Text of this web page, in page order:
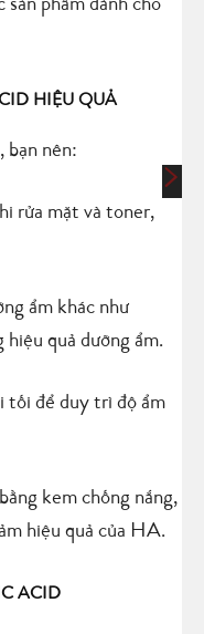
sản phẩm dành cho
HIỆU QUẢ
bạn nên:
rửa mặt và toner,
ẩm khác như
quả dưỡng ẩm.
tối để duy trì độ ẩm
kem chống nắng,
hiệu quả của HA.
ACID